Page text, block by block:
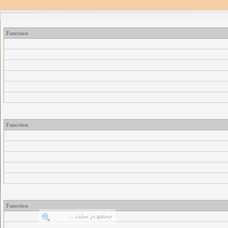
Function
Function
Function